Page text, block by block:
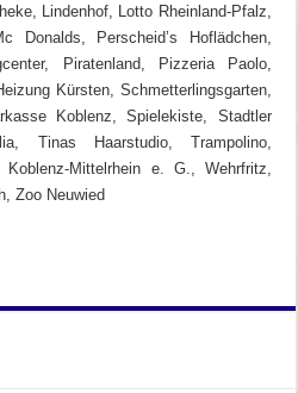
Lindenhof, Lotto Rheinland-Pfalz,
Donalds, Perscheid’s Hoflädchen,
Piratenland, Pizzeria Paolo,
Kürsten, Schmetterlingsgarten,
Koblenz, Spielekiste, Stadtler
Tinas Haarstudio, Trampolino,
Mittelrhein e. G., Wehrfritz,
Zoo Neuwied